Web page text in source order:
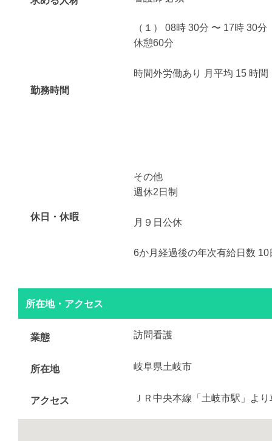
勤務時間
（１） 08時 30分 〜 17時 30分
休憩60分
時間外労働あり 月平均 15 時間
休日・休暇
その他
週休2日制
月９日公休
6か月経過後の年次有給日数 10
所在地・アクセス
業態 訪問看護
所在地 岐阜県土岐市
アクセス ＪＲ中央本線「土岐市駅」よ